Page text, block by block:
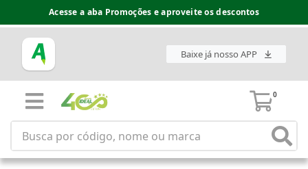
Acesse a aba Promoções e aproveite os descontos
Baixe já nosso APP
0